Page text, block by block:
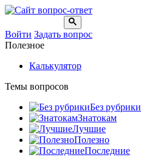
Войти Задать вопрос
Полезное
Калькулятор
Темы вопросов
Без рубрики
Знатокам
Лучшие
Полезно
Последние